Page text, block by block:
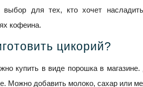
для тех, кто хочет
кофеина.
цикорий?
купить в виде порошка в
Можно добавить молоко, сахар или